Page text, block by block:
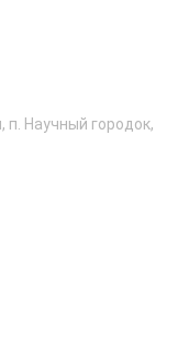
п. Научный городок,